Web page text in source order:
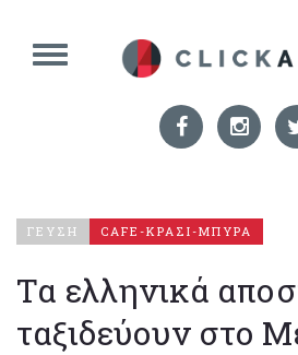
ΓΕΥΣΗ CAFE-ΚΡΑΣΙ-ΜΠΥΡΑ
Τα ελληνικά
ταξιδεύουν στο